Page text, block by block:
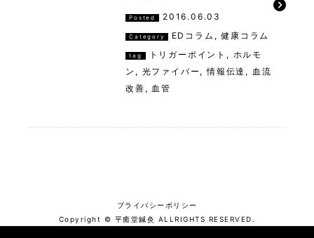
Posted 2016.06.03
Category EDコラム ,健康コラム
tag トリガーポイント , ホルモ
ン , 光ファイバー ,情報伝達 , 血流
改善 , 血管
プライバシーポリシー
Copyright © 平癒堂鍼灸 ALLRIGHTS RESERVED.